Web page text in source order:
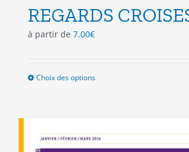
REGARDS
à partir de 7.00€
Choix des optionsCe
variations.